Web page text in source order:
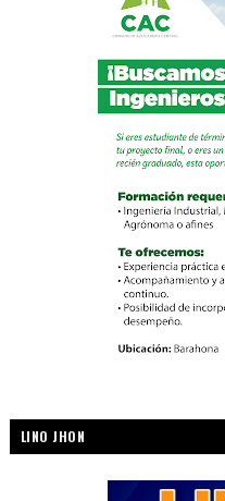
LINO JHON